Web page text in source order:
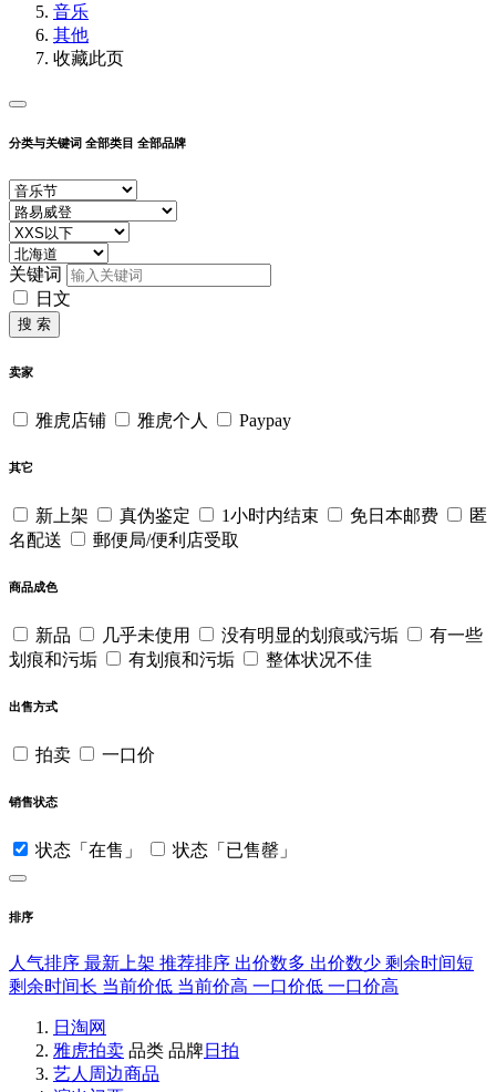
音乐
其他
收藏此页
分类与关键词 全部类目 全部品牌
关键词
日文
搜 索
卖家
雅虎店铺 雅虎个人 Paypay
其它
新上架 真伪鉴定 1小时内结束 免日本邮费
匿
名配送
郵便局/便利店受取
商品成色
新品 几乎未使用 没有明显的划痕或污垢
有一些
划痕和污垢
有划痕和污垢 整体状况不佳
出售方式
拍卖 一口价
销售状态
状态「在售」 状态「已售罄」
排序
人气排序 最新上架 推荐排序 出价数多 出价数少 剩余时间短
剩余时间长 当前价低 当前价高 一口价低 一口价高
日淘网
雅虎拍卖 品类 品牌日拍
艺人周边商品